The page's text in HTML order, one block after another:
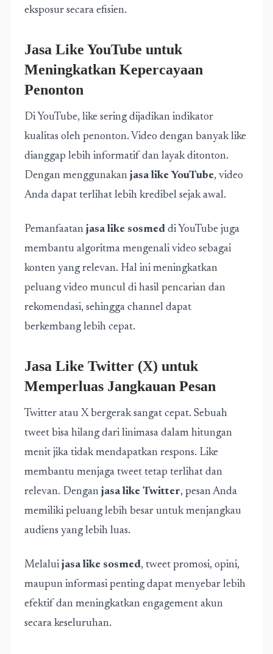
eksposur secara efisien.
Jasa Like YouTube untuk
Meningkatkan Kepercayaan
Penonton
Di YouTube, like sering dijadikan indikator
kualitas oleh penonton. Video dengan banyak like
dianggap lebih informatif dan layak ditonton.
Dengan menggunakan jasa like YouTube, video
Anda dapat terlihat lebih kredibel sejak awal.
Pemanfaatan jasa like sosmed di YouTube juga
membantu algoritma mengenali video sebagai
konten yang relevan. Hal ini meningkatkan
peluang video muncul di hasil pencarian dan
rekomendasi, sehingga channel dapat
berkembang lebih cepat.
Jasa Like Twitter (X) untuk
Memperluas Jangkauan Pesan
Twitter atau X bergerak sangat cepat. Sebuah
tweet bisa hilang dari linimasa dalam hitungan
menit jika tidak mendapatkan respons. Like
membantu menjaga tweet tetap terlihat dan
relevan. Dengan jasa like Twitter, pesan Anda
memiliki peluang lebih besar untuk menjangkau
audiens yang lebih luas.
Melalui jasa like sosmed, tweet promosi, opini,
maupun informasi penting dapat menyebar lebih
efektif dan meningkatkan engagement akun
secara keseluruhan.